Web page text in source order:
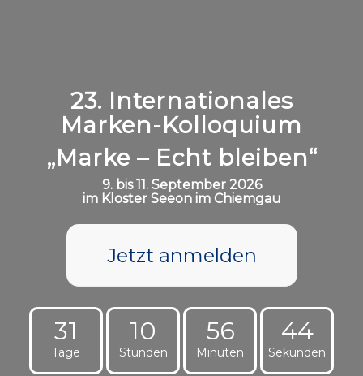
23. Internationales
Marken-Kolloquium
„Marke – Echt bleiben“
9. bis 11. September 2026
im Kloster Seeon im Chiemgau
Jetzt anmelden
31
Tage
10
Stunden
56
Minuten
43
Sekunden